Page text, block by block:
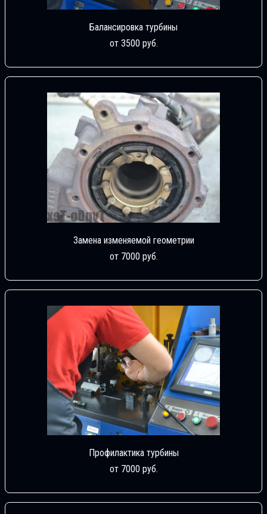
Балансировка турбины
от 3500 руб.
Замена изменяемой геометрии
от 7000 руб.
Профилактика турбины
от 7000 руб.